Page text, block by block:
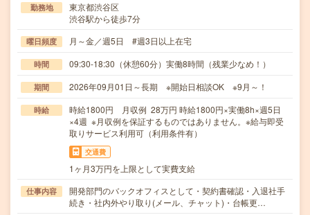
勤務地
東京都渋谷区
渋谷駅から徒歩7分
曜日頻度 月～金／週5日 #週3日以上在宅
時間 09:30-18:30（休憩60分）実働8時間（残業少なめ！）
期間 2026年09月01日～長期 ※開始日相談OK ※9月～！
時給
時給1800円 月収例 28万円 時給1800円×実働8h×週5日
×4週 ※月収例を保証するものではありません。※給与即受
取りサービス利用可（利用条件有）
交通費
1ヶ月3万円を上限として実費支給
仕事内容
開発部門のバックオフィスとして・契約書確認・入退社手
続き・社内外やり取り(メール、チャット)・台帳更…